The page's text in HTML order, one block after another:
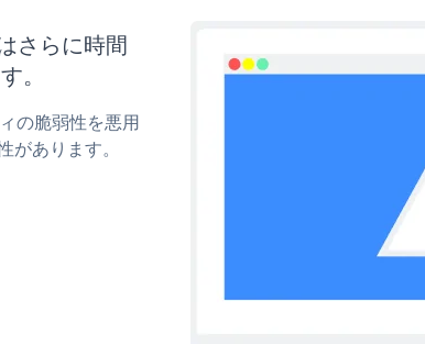
さらに時間
。
の脆弱性を悪用
あります。